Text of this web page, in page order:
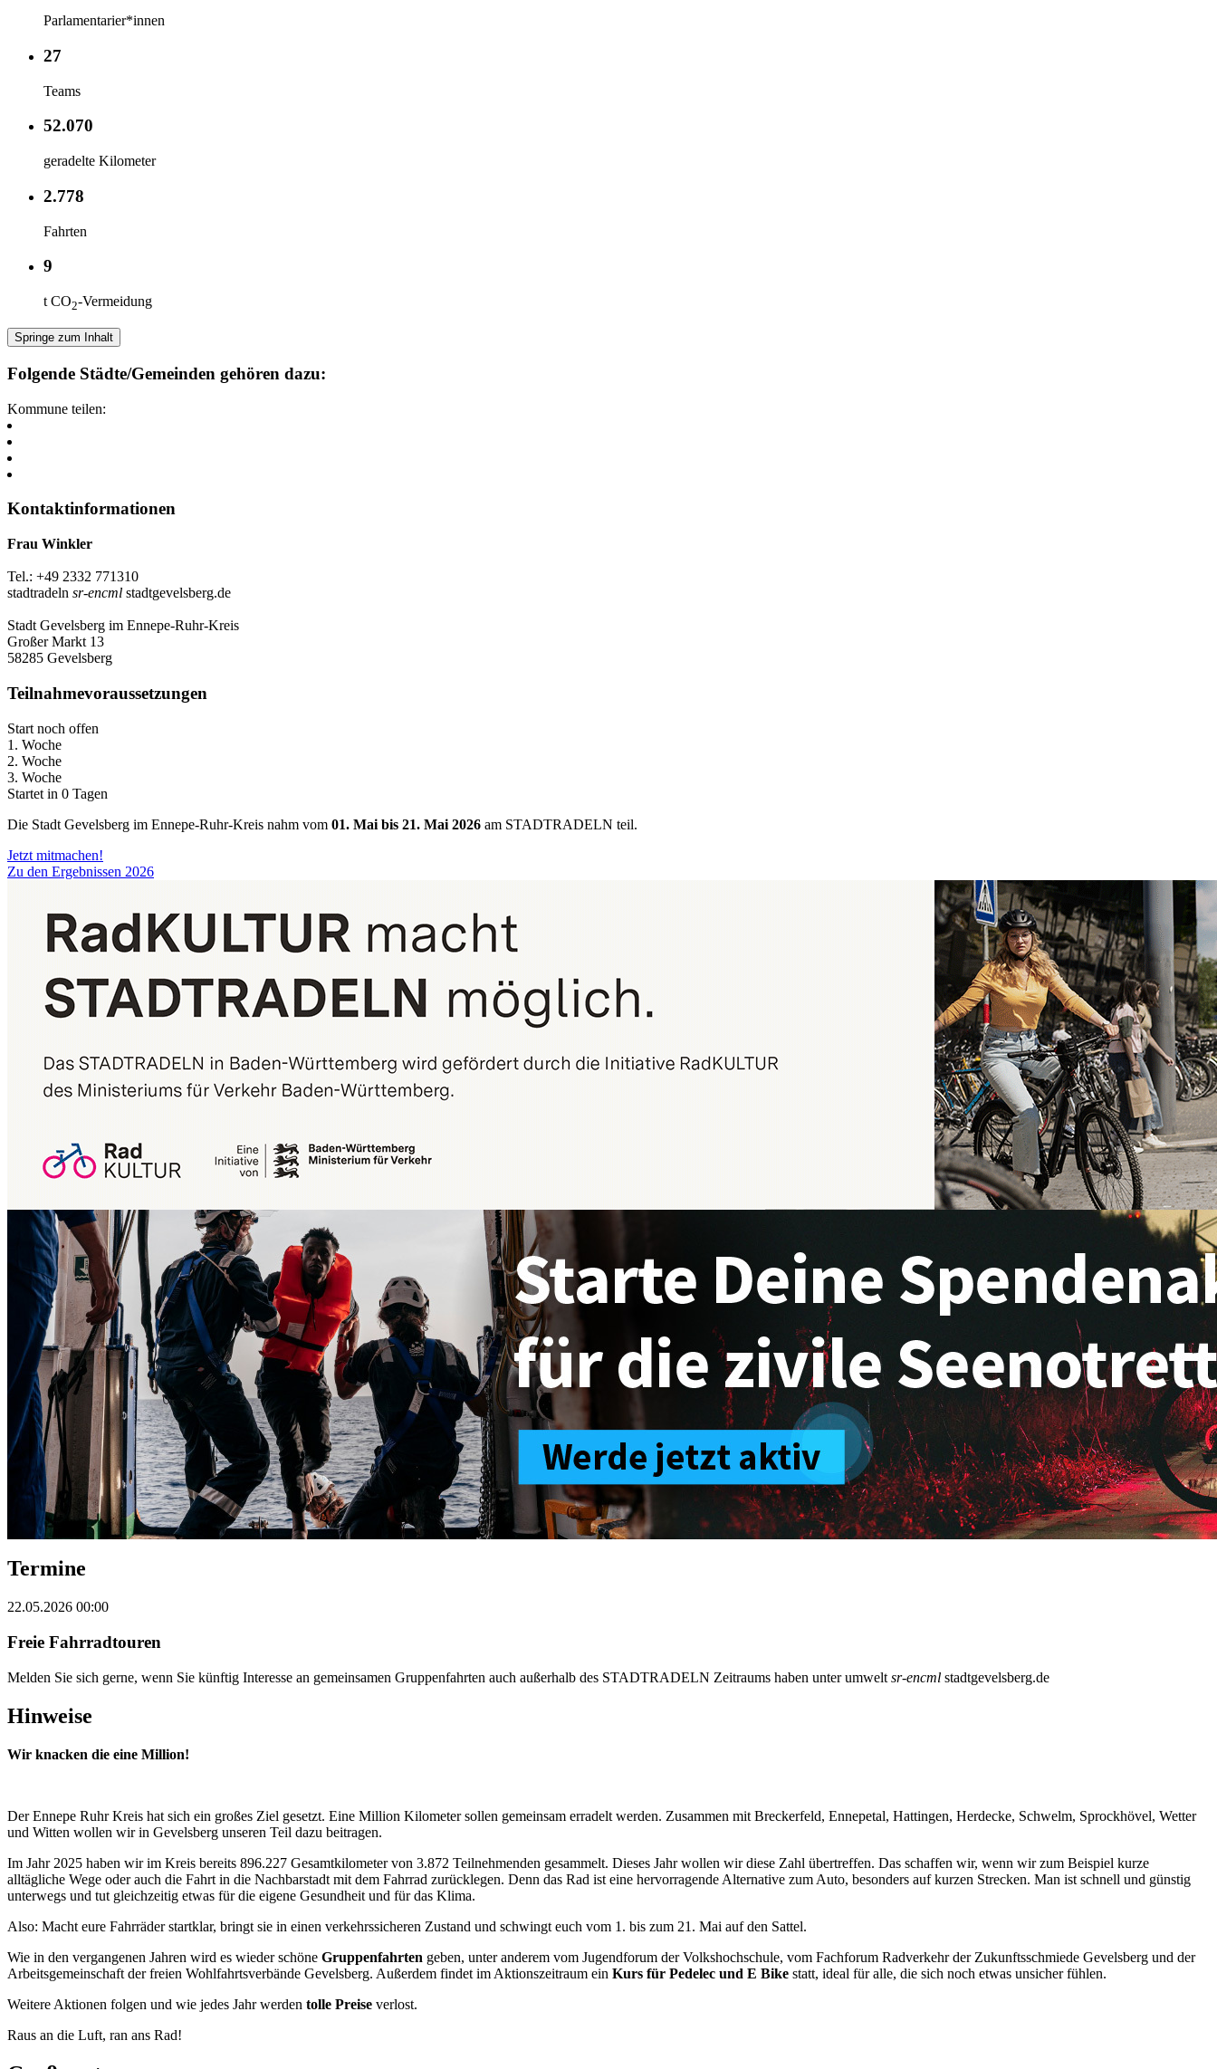
Parlamentarier*innen
27
Teams
52.070
geradelte Kilometer
2.778
Fahrten
9
t CO2-Vermeidung
Springe zum Inhalt
Folgende Städte/Gemeinden gehören dazu:
Kommune teilen:
Kontaktinformationen
Frau Winkler
Tel.: +49 2332 771310
stadtradeln sr-encml stadtgevelsberg.de
Stadt Gevelsberg im Ennepe-Ruhr-Kreis
Großer Markt 13
58285 Gevelsberg
Teilnahmevoraussetzungen
Start noch offen
1. Woche
2. Woche
3. Woche
Startet in 0 Tagen
Die Stadt Gevelsberg im Ennepe-Ruhr-Kreis nahm vom 01. Mai bis 21. Mai 2026 am STADTRADELN teil.
Jetzt mitmachen!
Zu den Ergebnissen 2026
Termine
22.05.2026 00:00
Freie Fahrradtouren
Melden Sie sich gerne, wenn Sie künftig Interesse an gemeinsamen Gruppenfahrten auch außerhalb des STADTRADELN Zeitraums haben unterumwelt sr-encml stadtgevelsberg.de
Hinweise
Wir knacken die eine Million!
Der Ennepe Ruhr Kreis hat sich ein großes Ziel gesetzt. Eine Million Kilometer sollen gemeinsam erradelt werden. Zusammen mit Breckerfeld, Ennepetal, Hattingen, Herdecke, Schwelm, Sprockhövel, Wetter
und Witten wollen wir in Gevelsberg unseren Teil dazu beitragen.
Im Jahr 2025 haben wir im Kreis bereits 896.227 Gesamtkilometer von 3.872 Teilnehmenden gesammelt. Dieses Jahr wollen wir diese Zahl übertreffen. Das schaffen wir, wenn wir zum Beispiel kurze
alltägliche Wege oder auch die Fahrt in die Nachbarstadt mit dem Fahrrad zurücklegen. Denn das Rad ist eine hervorragende Alternative zum Auto, besonders auf kurzen Strecken. Man ist schnell und günstig
unterwegs und tut gleichzeitig etwas für die eigene Gesundheit und für das Klima.
Also: Macht eure Fahrräder startklar, bringt sie in einen verkehrssicheren Zustand und schwingt euch vom 1. bis zum 21. Mai auf den Sattel.
Wie in den vergangenen Jahren wird es wieder schöne Gruppenfahrten geben, unter anderem vom Jugendforum der Volkshochschule, vom Fachforum Radverkehr der Zukunftsschmiede Gevelsberg und der
Arbeitsgemeinschaft der freien Wohlfahrtsverbände Gevelsberg. Außerdem findet im Aktionszeitraum ein Kurs für Pedelec und E Bike statt, ideal für alle, die sich noch etwas unsicher fühlen.
Weitere Aktionen folgen und wie jedes Jahr werden tolle Preise verlost.
Raus an die Luft, ran ans Rad!